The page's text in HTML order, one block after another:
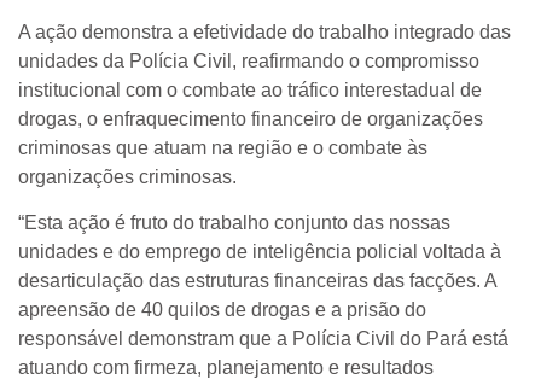
A ação demonstra a efetividade do trabalho integrado das
unidades da Polícia Civil, reafirmando o compromisso
institucional com o combate ao tráfico interestadual de
drogas, o enfraquecimento financeiro de organizações
criminosas que atuam na região e o combate às
organizações criminosas.
“Esta ação é fruto do trabalho conjunto das nossas
unidades e do emprego de inteligência policial voltada à
desarticulação das estruturas financeiras das facções. A
apreensão de 40 quilos de drogas e a prisão do
responsável demonstram que a Polícia Civil do Pará está
atuando com firmeza, planejamento e resultados